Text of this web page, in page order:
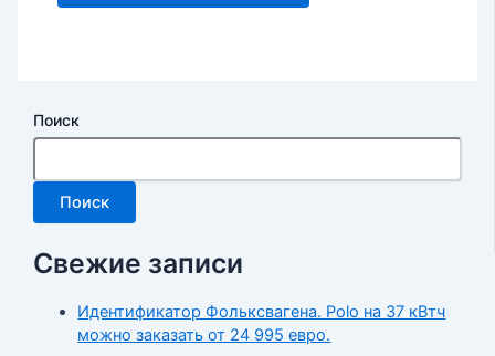
Поиск
Поиск
Свежие записи
Идентификатор Фольксвагена. Polo на 37 кВтч
можно заказать от 24 995 евро.